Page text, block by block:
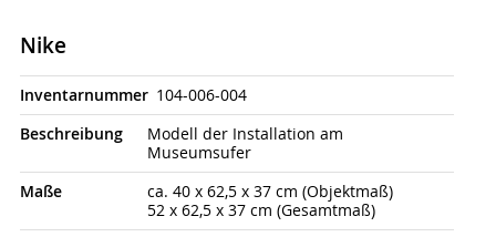
Nike
Inventarnummer 104-006-004
Beschrei­bung
Modell der Installation am
Museumsufer
Maße
ca. 40 x 62,5 x 37 cm (Objektmaß)
52 x 62,5 x 37 cm (Gesamtmaß)